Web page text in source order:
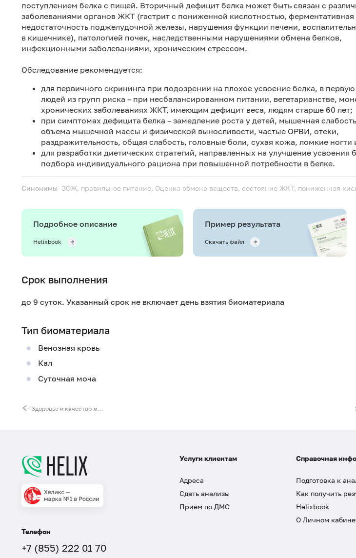
поступлением белка с пищей. Вторичный дефицит белка может быть связан с
заболеваниями органов ЖКТ (гастрит с пониженной кислотностью, ферментативная
недостаточность поджелудочной железы, нарушения функции печени,
в кишечнике), патологией почек, наследственными нарушениями обмена белков,
инфекционными заболеваниями, хроническим стрессом.
Обследование рекомендуется:
для первичного скрининга при подозрении на плохое усвоение белка, в первую
людей из групп риска – при несбалансированном питании, вегетарианстве,
хронических заболеваниях ЖКТ, имеющим дефицит веса, людям старше 60 лет;
при симптомах дефицита белка – замедление роста у детей, мышечная
объема мышечной массы и физической выносливости, частые ОРВИ, отеки,
раздражительность, общая слабость, головные боли, сухая кожа, ломкие ногти
для разработки диетических стратегий, направленных на улучшение усвоения
подбора индивидуального рациона при повышенной потребности в белке.
Синонимы ЗОЖ, правильное питание, Оценка обмена веществ, состояние ЖКТ, пониженная
Подробное описание
Helixbook
Пример результата
Скачать файл
Срок выполнения
до 9 суток. Указанный срок не включает день взятия биоматериала
Тип биоматериала
Венозная кровь
Кал
Суточная моча
Здоровье и качество жизни
Телефон
+7 (855) 222 01 70
Услуги клиентам
Адреса
Сдать анализы
Прием по ДМС
Справочная
Подготовка к
Как получить
Helixbook
О Личном